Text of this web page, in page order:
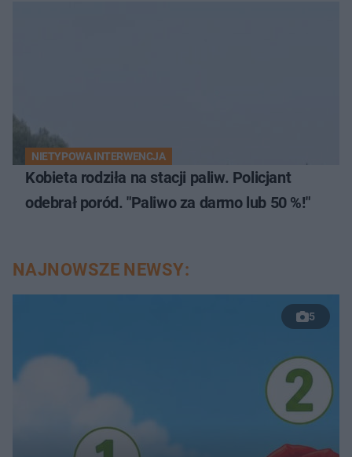
NIETYPOWA INTERWENCJA
Kobieta rodziła na stacji paliw. Policjant
odebrał poród. "Paliwo za darmo lub 50 %!"
NAJNOWSZE NEWSY:
5